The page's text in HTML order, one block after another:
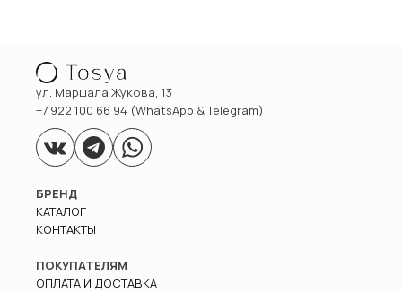
ул. Маршала Жукова, 13
+7 922 100 66 94 (WhatsApp & Telegram)
БРЕНД
КАТАЛОГ
КОНТАКТЫ
ПОКУПАТЕЛЯМ
ОПЛАТА И ДОСТАВКА